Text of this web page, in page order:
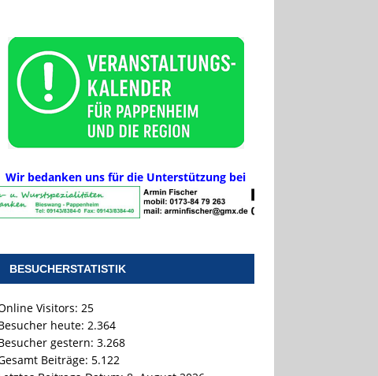
Wir bedanken uns für die Unterstützung bei
BESUCHERSTATISTIK
Visitors: 25
heute: 2.364
gestern: 3.268
Beiträge: 5.122